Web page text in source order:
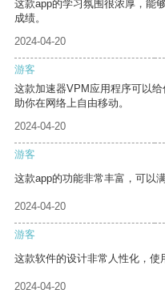
这款app的学习氛围很浓厚，能
成绩。
2024-04-20
游客
这款加速器VPM应用程序可以
助你在网络上自由移动。
2024-04-20
游客
这款app的功能非常丰富，可以
2024-04-20
游客
这款软件的设计非常人性化，使
2024-04-20